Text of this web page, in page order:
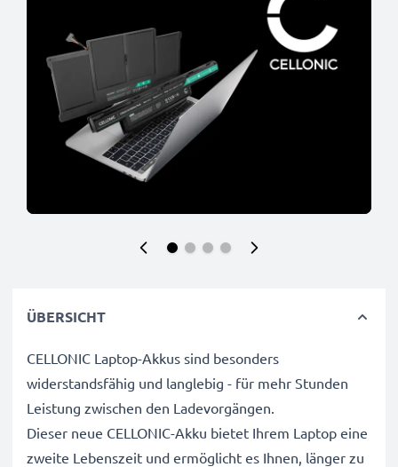
ÜBERSICHT
CELLONIC Laptop-Akkus sind besonders
widerstandsfähig und langlebig - für mehr Stunden
Leistung zwischen den Ladevorgängen.
Dieser neue CELLONIC-Akku bietet Ihrem Laptop eine
zweite Lebenszeit und ermöglicht es Ihnen, länger zu